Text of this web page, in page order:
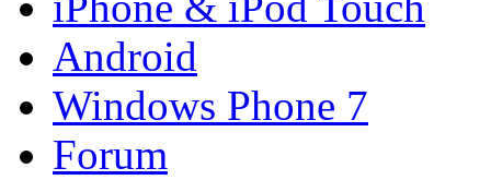
Android
Windows Phone 7
Forum